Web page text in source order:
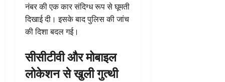
नंबर की एक कार संदिग्ध रूप से घूमती
दिखाई दी। इसके बाद पुलिस की जांच
की दिशा बदल गई।
सीसीटीवी और मोबाइल
लोकेशन से खुली गुत्थी